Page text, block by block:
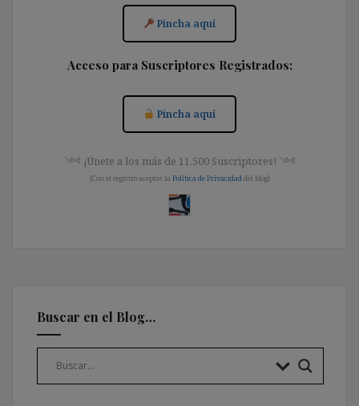
Pincha aquí
Acceso para Suscriptores Registrados:
Pincha aquí
༺ ¡Únete a los más de 11.500 Suscriptores! ༺
[Con el registro aceptas la Política de Privacidad del blog]
Buscar en el Blog…